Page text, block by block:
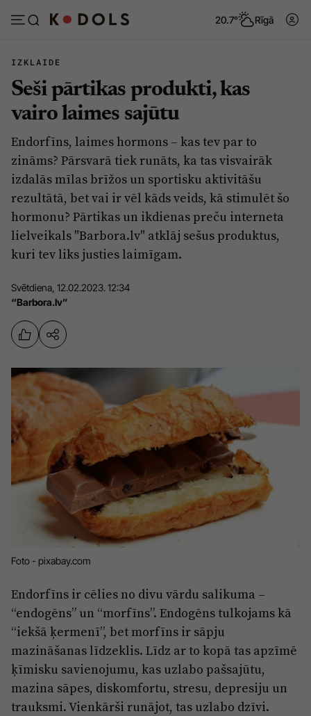
20.7° Rīgā
Abonēt Pieslēgties
Ziņas
Politika
Pašvaldības
Izglītība
Veselība
Vide
Sports
Drošība
Tēmas
Viedokļi
Dzīve un ticība
Ekonomika
Krimināli
Pierīga
Ādaži
Mārupe
Salaspils
Saulkrasti
Sigulda
Projekti
Mediju atbalsta fonds
Zivju fonds
Zaļā nākotne
Iedvesmai nav vecuma
Vide
Kontakti
Reklāma
Par laikrakstu
Privātuma politika
Ētikas kodekss
IZKLAIDE
Seši pārtikas produkti, kas
vairo laimes sajūtu
Endorfīns, laimes hormons – kas tev par to
zināms? Pārsvarā tiek runāts, ka tas visvairāk
izdalās mīlas brīžos un sportisku aktivitāšu
rezultātā, bet vai ir vēl kāds veids, kā stimulēt šo
hormonu? Pārtikas un ikdienas preču interneta
lielveikals "Barbora.lv" atklāj sešus produktus,
kuri tev liks justies laimīgam.
Svētdiena, 12.02.2023. 12:34
“Barbora.lv”
Foto - pixabay.com
Endorfīns ir cēlies no divu vārdu salikuma –
“endogēns” un “morfīns”. Endogēns tulkojams kā
“iekšā ķermenī”, bet morfīns ir sāpju
mazināšanas līdzeklis. Līdz ar to kopā tas apzīmē
ķīmisku savienojumu, kas uzlabo pašsajūtu,
mazina sāpes, diskomfortu, stresu, depresiju un
trauksmi. Vienkārši runājot, tas uzlabo dzīvi.